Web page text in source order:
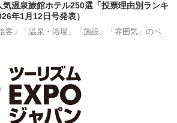
気温泉旅館ホテル250選「投票理由別ランキ
年1月12日号発表）
客」「温泉・浴場」「施設」「雰囲気」のベ